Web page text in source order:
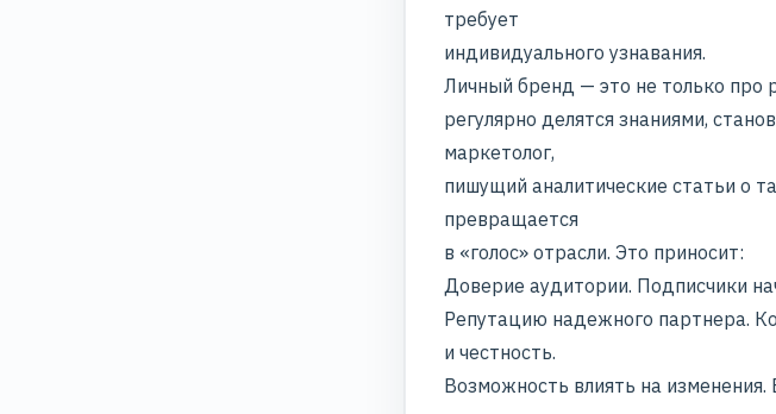
требует
индивидуального узнавания.
Личный бренд — это не только про
регулярно делятся знаниями,
маркетолог,
пишущий аналитические статьи о
превращается
в «голос» отрасли. Это приносит:
Доверие аудитории. Подписчики
Репутацию надежного партнера.
и честность.
Возможность влиять на